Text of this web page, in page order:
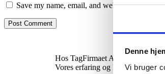
Denne
Vi bruger
Save my name, email, and website in this
Hos TagFirmaet ApS har vi over
Vores erfaring og kompetence